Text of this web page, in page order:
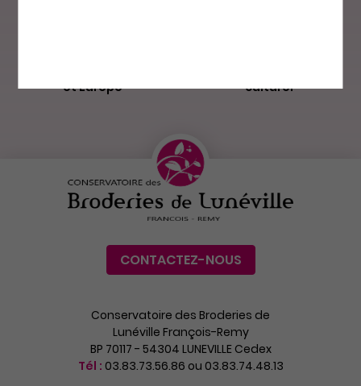
et Europe
culturel
CONTACTEZ-NOUS
Conservatoire des Broderies de
Lunéville François-Remy
BP 70117 - 54304 LUNEVILLE Cedex
Tél : 03.83.73.56.86 ou 03.83.74.48.13